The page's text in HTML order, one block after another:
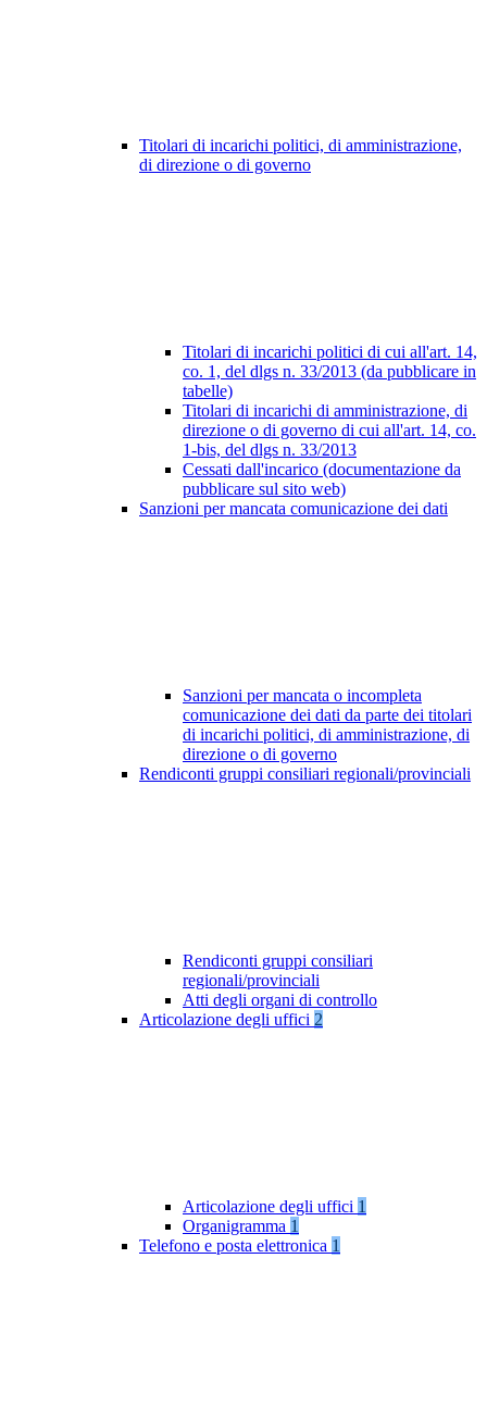
Titolari di incarichi politici, di amministrazione,
di direzione o di governo
Titolari di incarichi politici di cui all'art. 14,
co. 1, del dlgs n. 33/2013 (da pubblicare in
tabelle)
Titolari di incarichi di amministrazione, di
direzione o di governo di cui all'art. 14, co.
1-bis, del dlgs n. 33/2013
Cessati dall'incarico (documentazione da
pubblicare sul sito web)
Sanzioni per mancata comunicazione dei dati
Sanzioni per mancata o incompleta
comunicazione dei dati da parte dei titolari
di incarichi politici, di amministrazione, di
direzione o di governo
Rendiconti gruppi consiliari regionali/provinciali
Rendiconti gruppi consiliari
regionali/provinciali
Atti degli organi di controllo
Articolazione degli uffici 2
Articolazione degli uffici 1
Organigramma 1
Telefono e posta elettronica 1